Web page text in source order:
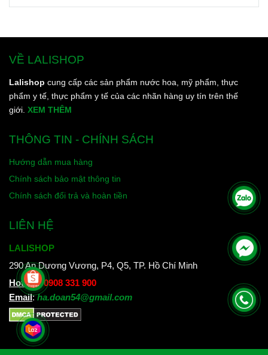
VỀ LALISHOP
Lalishop cung cấp các sản phẩm nước hoa, mỹ phẩm, thực
phẩm y tế, thực phẩm y tế của các nhãn hàng uy tín trên thế
giới. XEM THÊM
THÔNG TIN - CHÍNH SÁCH
Hướng dẫn mua hàng
Chính sách bảo mật thông tin
Chính sách đổi trả và hoàn tiền
LIÊN HỆ
LALISHOP
290 An Dương Vương, P4, Q5, TP. Hồ Chí Minh
Hotline: 0908 331 900
Email:ha.doan54@gmail.com